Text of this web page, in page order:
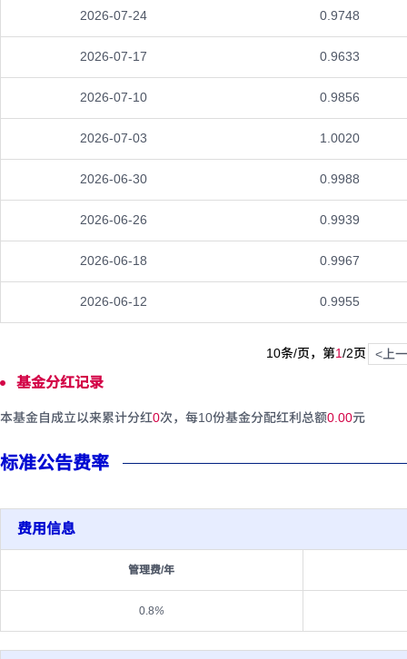
2026-07-24 0.9748
2026-07-17 0.9633
2026-07-10 0.9856
2026-07-03 1.0020
2026-06-30 0.9988
2026-06-26 0.9939
2026-06-18 0.9967
2026-06-12 0.9955
10条/页，第1/2页 <上
基金分红记录
本基金自成立以来累计分红0次，每10份基金分配红利总额0.00元
标准公告费率
费用信息
管理费/年
0.8%